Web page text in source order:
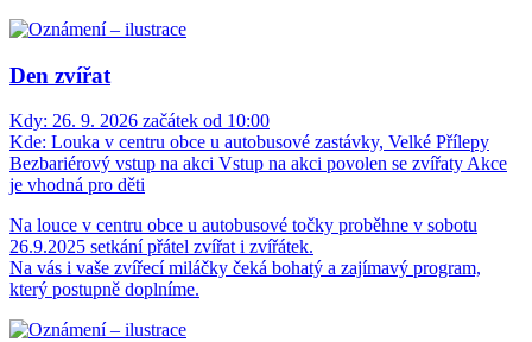
Den zvířat
Kdy: 26. 9. 2026 začátek od 10:00
Kde: Louka v centru obce u autobusové zastávky, Velké Přílepy
Bezbariérový vstup na akci Vstup na akci povolen se zvířaty Akce
je vhodná pro děti
Na louce v centru obce u autobusové točky proběhne v sobotu
26.9.2025 setkání přátel zvířat i zvířátek.
Na vás i vaše zvířecí miláčky čeká bohatý a zajímavý program,
který postupně doplníme.